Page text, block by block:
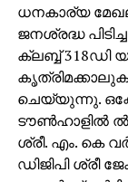
ഭാര്യ,
ഖബറടക്കം
ജമാഅത്ത്
ധനകാര്യ
ജനശ്രദ്ധ
ക്ലബ്ബ് 318ഡി
ചെയ്യുന്നു.
ടൗണ്‍ഹാളില്‍ ല്‍
ശ്രീ. എം. കെ
ഡിജിപി ശ്രീ